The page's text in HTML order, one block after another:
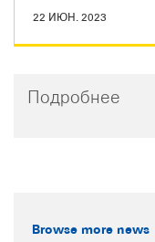
22 ИЮН. 2023
Подробнее
Browse more news